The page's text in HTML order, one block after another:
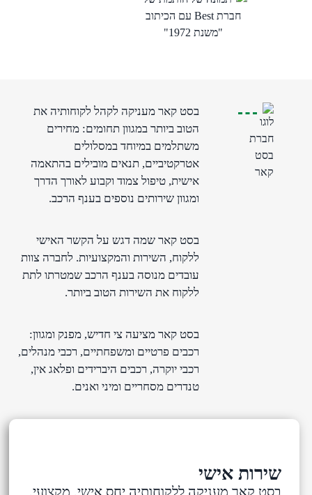
שירות אישי
בסט קאר מעניקה ללקוחותיה יחס אישי, מקצועי,
בסט קאר מעניקה לקהל לקוחותיה את
הטוב ביותר במגוון תחומים: מחירים
משתלמים במיוחד במסלולים
אטרקטיביים, תנאים מובילים בהתאמה
אישית, טיפול צמוד וקבוע לאורך הדרך
ומגוון שירותים נוספים בענף הרכב.
בסט קאר שמה דגש על הקשר האישי
ללקוח, השירות והמקצועיות. לחברה צוות
עובדים מנוסה בענף הרכב שמטרתו לתת
ללקוח את השירות הטוב ביותר.
בסט קאר מציעה צי חדיש, מפנק ומגוון:
רכבים פרטיים ומשפחתיים, רכבי מנהלים,
רכבי יוקרה, רכבים היברידים ופלאג אין,
טנדרים מסחריים ומיני ואנים.